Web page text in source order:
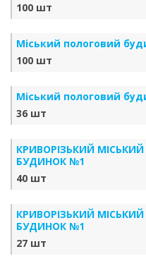
100 шт
Міський пологовий
100 шт
Міський пологовий
36 шт
КРИВОРІЗЬКИЙ
БУДИНОК №1
40 шт
КРИВОРІЗЬКИЙ
БУДИНОК №1
27 шт